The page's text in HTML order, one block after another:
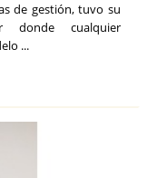
de gestión, tuvo su
donde cualquier
...